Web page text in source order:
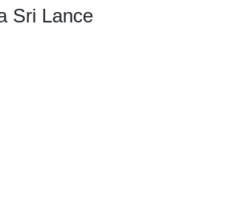
Sri Lance